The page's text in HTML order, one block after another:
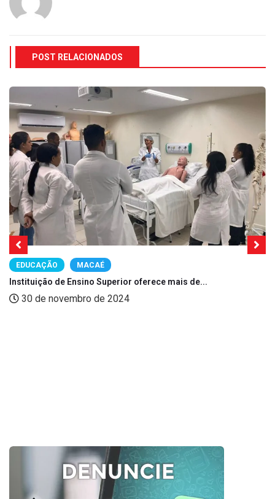
POST RELACIONADOS
EDUCAÇÃO MACAÉ
Instituição de Ensino Superior oferece mais de...
30 de novembro de 2024